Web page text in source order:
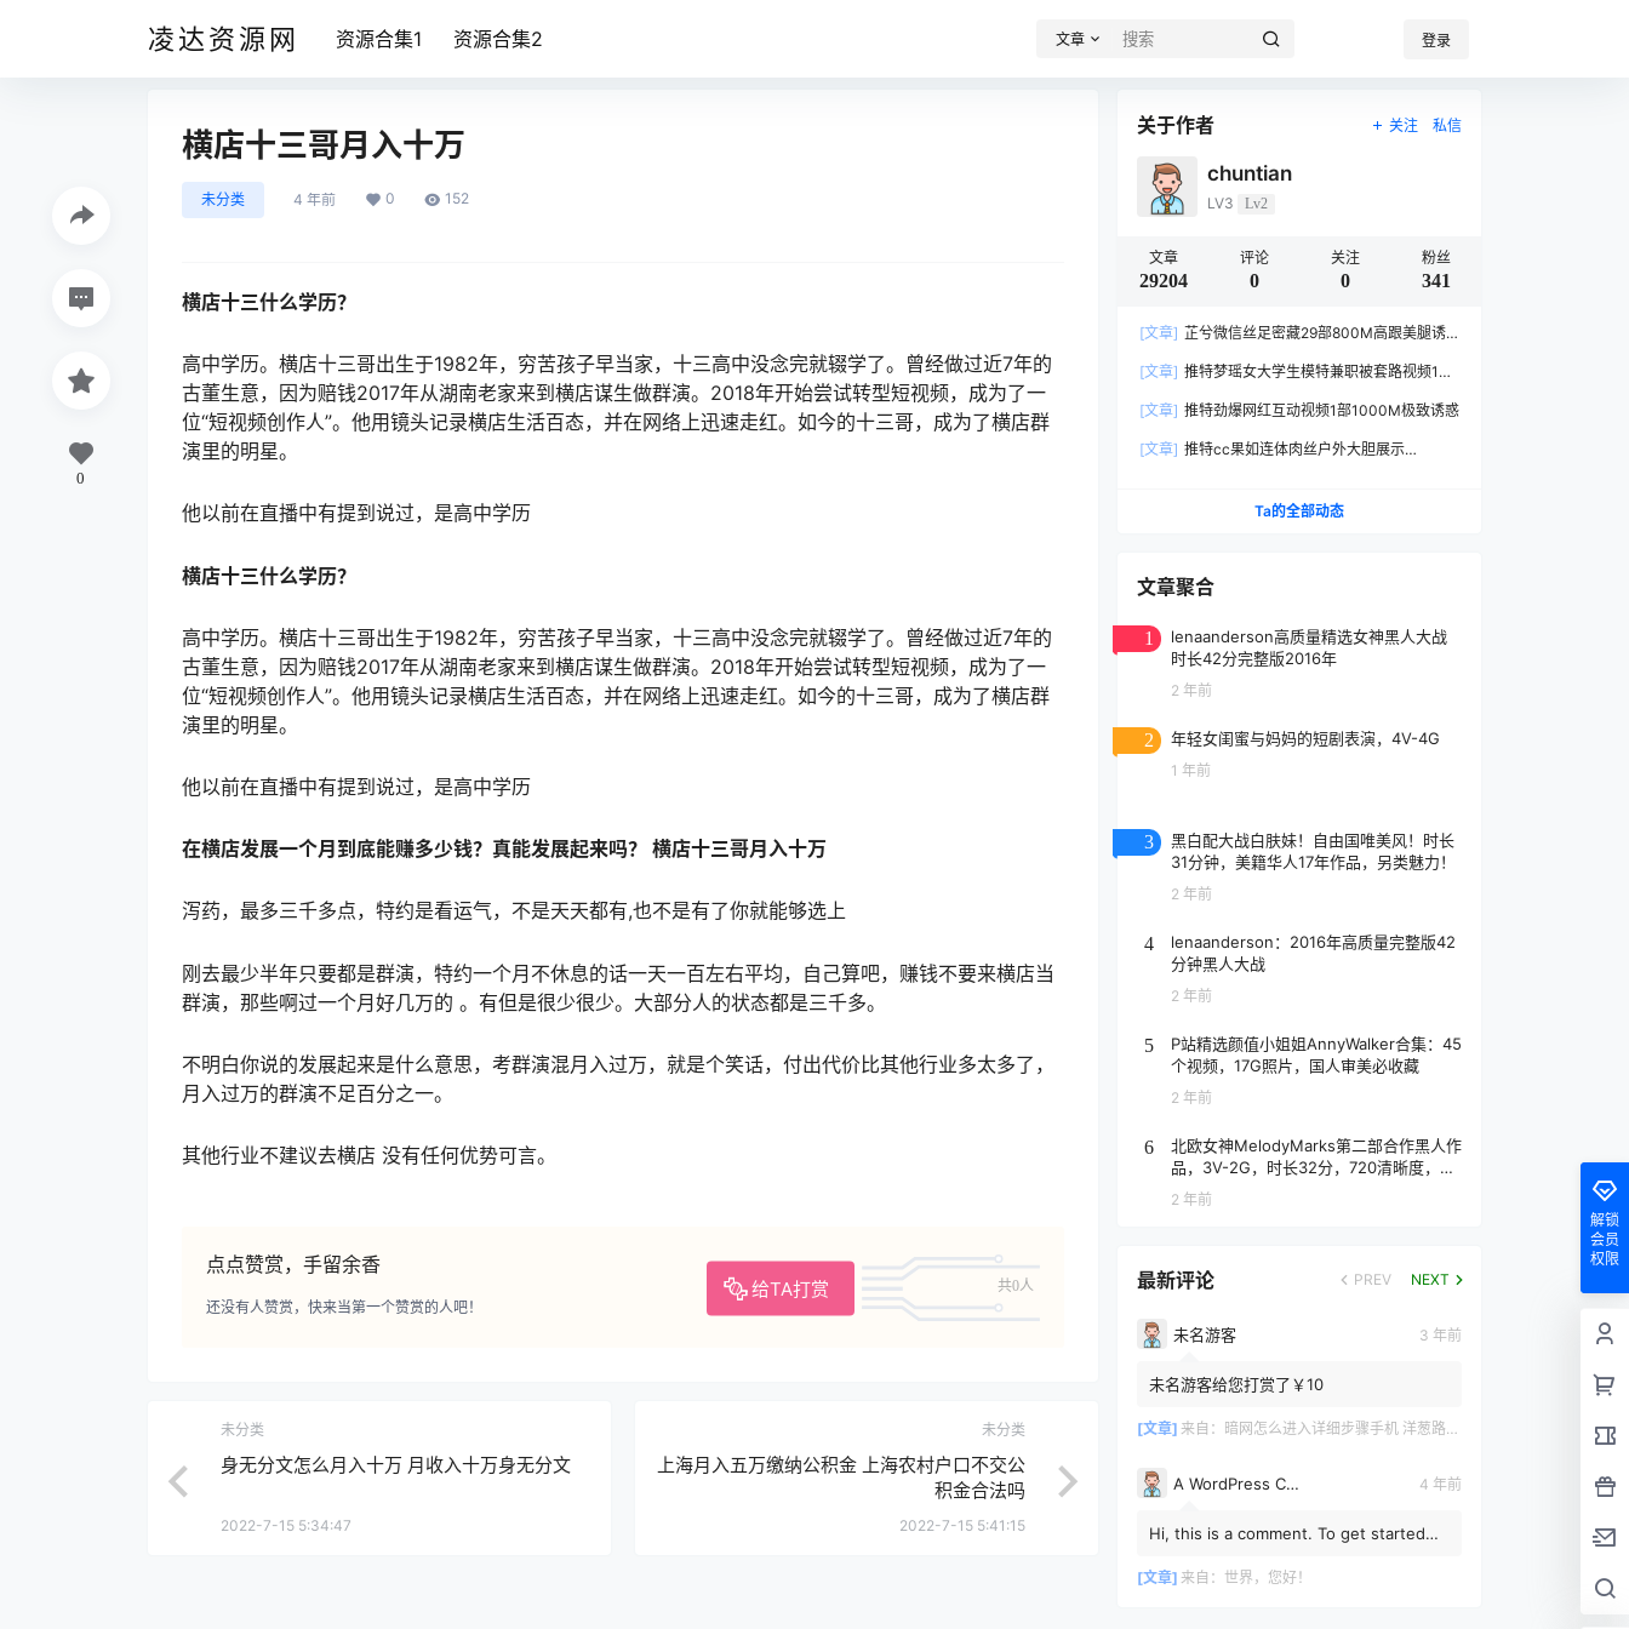
凌达资源网 资源合集1 资源合集2 文章 登录
横店十三哥月入十万
未分类 4 年前 0 152
横店十三什么学历？
高中学历。横店十三哥出生于1982年，穷苦孩子早当家，十三高中没念完就辍学了。曾经做过近7年的
古董生意，因为赔钱2017年从湖南老家来到横店谋生做群演。2018年开始尝试转型短视频，成为了一
位“短视频创作人”。他用镜头记录横店生活百态，并在网络上迅速走红。如今的十三哥，成为了横店群
演里的明星。
他以前在直播中有提到说过，是高中学历
横店十三什么学历？
高中学历。横店十三哥出生于1982年，穷苦孩子早当家，十三高中没念完就辍学了。曾经做过近7年的
古董生意，因为赔钱2017年从湖南老家来到横店谋生做群演。2018年开始尝试转型短视频，成为了一
位“短视频创作人”。他用镜头记录横店生活百态，并在网络上迅速走红。如今的十三哥，成为了横店群
演里的明星。
他以前在直播中有提到说过，是高中学历
在横店发展一个月到底能赚多少钱？真能发展起来吗？ 横店十三哥月入十万
泻药，最多三千多点，特约是看运气，不是天天都有,也不是有了你就能够选上
刚去最少半年只要都是群演，特约一个月不休息的话一天一百左右平均，自己算吧，赚钱不要来横店当
群演，那些啊过一个月好几万的 。有但是很少很少。大部分人的状态都是三千多。
不明白你说的发展起来是什么意思，考群演混月入过万，就是个笑话，付出代价比其他行业多太多了，
月入过万的群演不足百分之一。
其他行业不建议去横店 没有任何优势可言。
点点赞赏，手留余香
给TA打赏 共0人
还没有人赞赏，快来当第一个赞赏的人吧！
0
未分类
身无分文怎么月入十万 月收入十万身无分文
2022-7-15 5:34:47
未分类
上海月入五万缴纳公积金 上海农村户口不交公
积金合法吗
2022-7-15 5:41:15
关于作者 关注 私信
chuntian
LV3 Lv2
文章
29204
评论
0
关注
0
粉丝
341
[文章] 芷兮微信丝足密藏29部800M高跟美腿诱
[文章] 推特梦瑶女大学生模特兼职被套路视频1部
[文章] 推特劲爆网红互动视频1部1000M极致诱惑
[文章] 推特cc果如连体肉丝户外大胆展示
Ta的全部动态
文章聚合
1
lenaanderson高质量精选女神黑人大战
时长42分完整版2016年
2 年前
2 年轻女闺蜜与妈妈的短剧表演，4V-4G
1 年前
3
黑白配大战白肤妹！自由国唯美风！时长
31分钟，美籍华人17年作品，另类魅力！
2 年前
4
lenaanderson：2016年高质量完整版42
分钟黑人大战
2 年前
5
P站精选颜值小姐姐AnnyWalker合集：45
个视频，17G照片，国人审美必收藏
2 年前
6
北欧女神MelodyMarks第二部合作黑人作
品，3V-2G，时长32分，720清晰度，抢
先版！
2 年前
最新评论 PREV NEXT
未名游客 3 年前
未名游客给您打赏了￥10
[文章] 来自： 暗网怎么进入详细步骤手机 洋葱路由器手机使用教程
A WordPress Commenter 4 年前
Hi, this is a comment. To get started
comments, please vis...
[文章] 来自： 世界，您好！
解锁
会员
权限